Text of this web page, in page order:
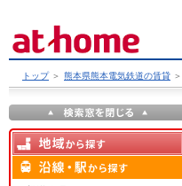
トップ ＞ 熊本県熊本電気鉄道の賃貸 ＞